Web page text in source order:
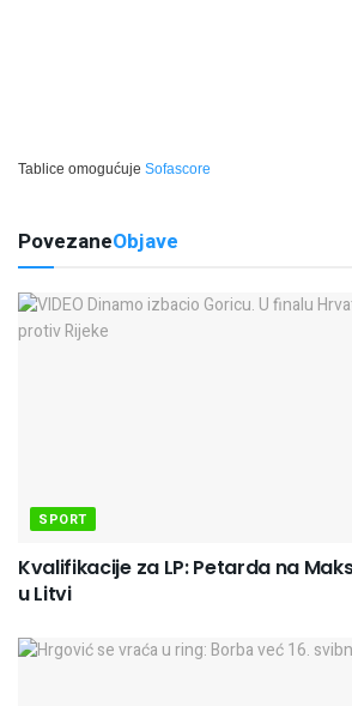
Tablice omogućuje Sofascore
PovezaneObjave
SPORT
Kvalifikacije za LP: Petarda na
u Litvi